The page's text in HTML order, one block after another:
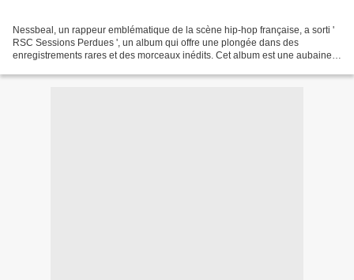
Nessbeal, un rappeur emblématique de la scène hip-hop française, a sorti '
RSC Sessions Perdues ', un album qui offre une plongée dans des
enregistrements rares et des morceaux inédits. Cet album est une aubaine